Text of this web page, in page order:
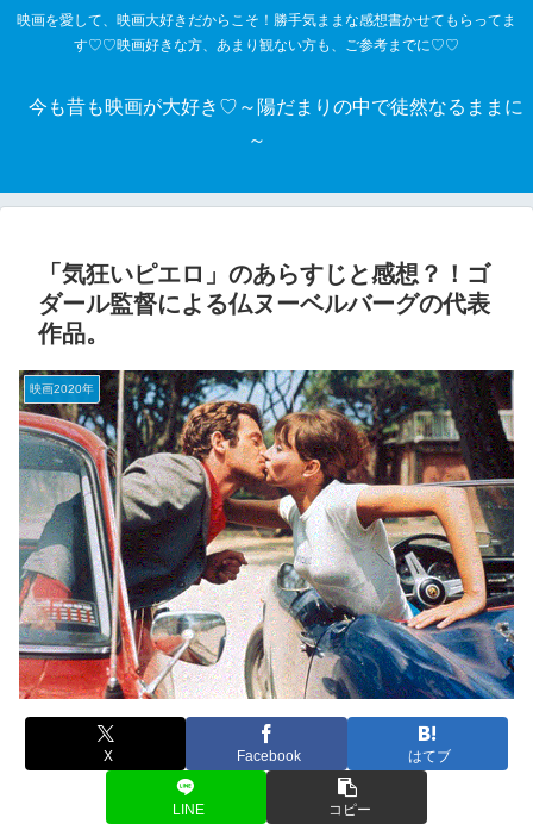
映画を愛して、映画大好きだからこそ！勝手気ままな感想書かせてもらってま
す♡♡映画好きな方、あまり観ない方も、ご参考までに♡♡
今も昔も映画が大好き♡～陽だまりの中で徒然なるままに
～
「気狂いピエロ」のあらすじと感想？！ゴ
ダール監督による仏ヌーベルバーグの代表
作品。
映画2020年
X Facebook はてブ
LINE コピー